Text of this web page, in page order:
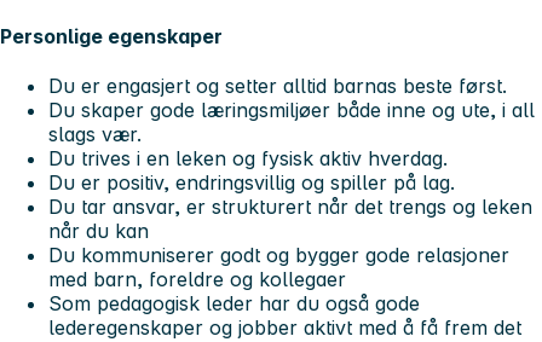
Personlige egenskaper
Du er engasjert og setter alltid barnas beste først.
Du skaper gode læringsmiljøer både inne og ute, i all
slags vær.
Du trives i en leken og fysisk aktiv hverdag.
Du er positiv, endringsvillig og spiller på lag.
Du tar ansvar, er strukturert når det trengs og leken
når du kan
Du kommuniserer godt og bygger gode relasjoner
med barn, foreldre og kollegaer
Som pedagogisk leder har du også gode
lederegenskaper og jobber aktivt med å få frem det